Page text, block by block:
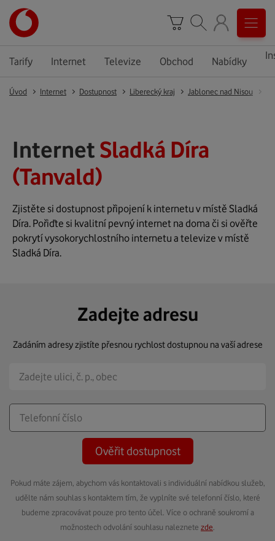
Tarify Internet Televize Obchod Nabídky
Úvod Internet Dostupnost Liberecký kraj Jablonec nad Nisou
Internet Sladká Díra
(Tanvald)
Zjistěte si dostupnost připojení k internetu v místě Sladká
Díra. Pořiďte si kvalitní pevný internet na doma či si ověřte
pokrytí vysokorychlostního internetu a televize v místě
Sladká Díra.
Zadejte adresu
Zadáním adresy zjistíte přesnou rychlost dostupnou na vaší adrese
Ověřit dostupnost
Pokud máte zájem, abychom vás kontaktovali s individuální nabídkou služeb,
udělte nám souhlas s kontaktem tím, že vyplníte své telefonní číslo, které
budeme zpracovávat pouze pro tento účel. Více o ochraně soukromí a
možnostech odvolání souhlasu naleznete zde